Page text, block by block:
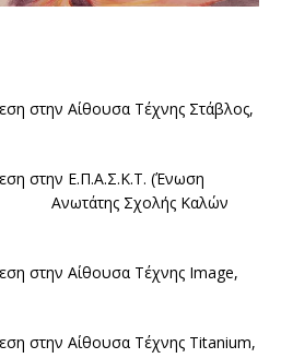
στην Αίθουσα Τέχνης Στάβλος,
Ε.Π.Α.Σ.Κ.Τ. (Ένωση
Σχολής Καλών
Αίθουσα Τέχνης Image,
Αίθουσα Τέχνης Titanium,